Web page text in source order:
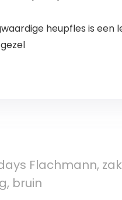
heupfles is
Flachmann,
bruin